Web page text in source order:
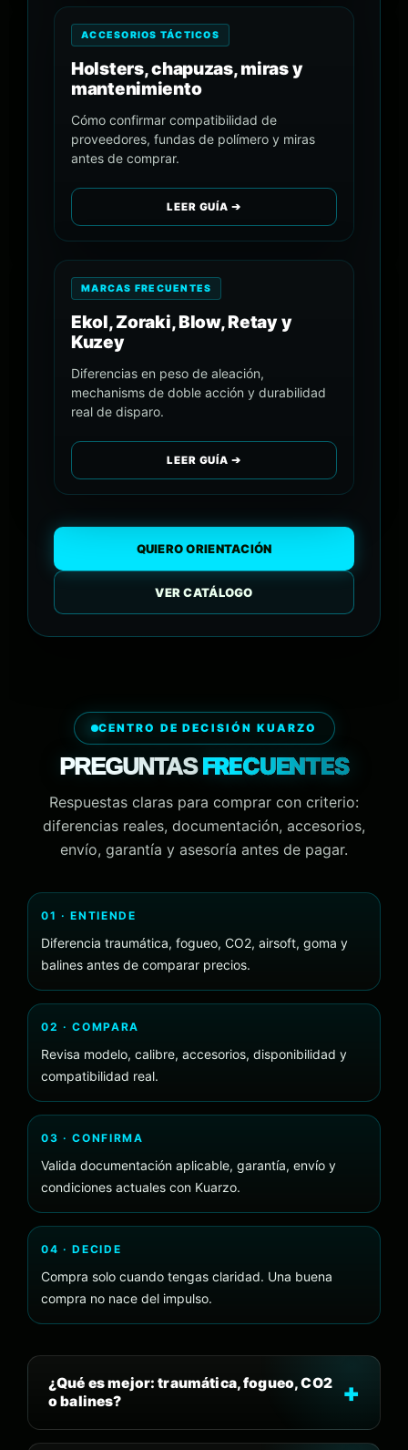
ACCESORIOS TÁCTICOS
Holsters, chapuzas, miras y
mantenimiento
Cómo confirmar compatibilidad de
proveedores, fundas de polímero y miras
antes de comprar.
LEER GUÍA ➔
MARCAS FRECUENTES
Ekol, Zoraki, Blow, Retay y
Kuzey
Diferencias en peso de aleación,
mechanisms de doble acción y durabilidad
real de disparo.
LEER GUÍA ➔
QUIERO ORIENTACIÓN
VER CATÁLOGO
CENTRO DE DECISIÓN KUARZO
PREGUNTASFRECUENTES
Respuestas claras para comprar con criterio:
diferencias reales, documentación, accesorios,
envío, garantía y asesoría antes de pagar.
01 · ENTIENDE
Diferencia traumática, fogueo, CO2, airsoft, goma y
balines antes de comparar precios.
02 · COMPARA
Revisa modelo, calibre, accesorios, disponibilidad y
compatibilidad real.
03 · CONFIRMA
Valida documentación aplicable, garantía, envío y
condiciones actuales con Kuarzo.
04 · DECIDE
Compra solo cuando tengas claridad. Una buena
compra no nace del impulso.
¿Qué es mejor: traumática, fogueo, CO2
o balines?